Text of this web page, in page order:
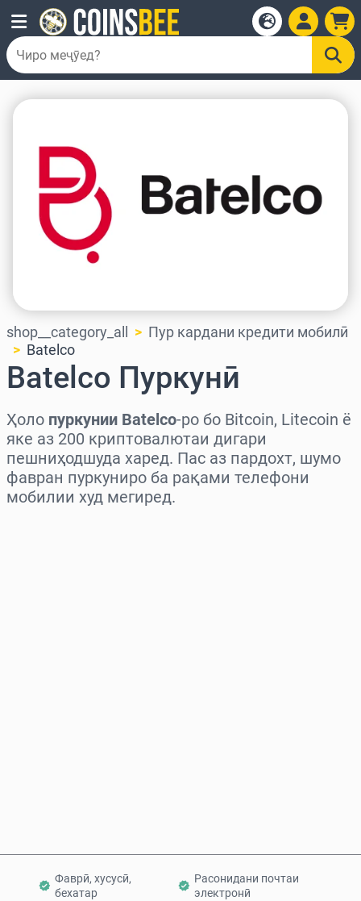
shop__category_all
Пур кардани кредити мобилӣ
Batelco
Batelco Пуркунӣ
Ҳоло пуркунии Batelco-ро бо Bitcoin, Litecoin ё
яке аз 200 криптовалютаи дигари
пешниҳодшуда харед. Пас аз пардохт, шумо
фавран пуркуниро ба рақами телефони
мобилии худ мегиред.
Фаврӣ, хусусӣ,
бехатар
Расонидани почтаи
электронӣ